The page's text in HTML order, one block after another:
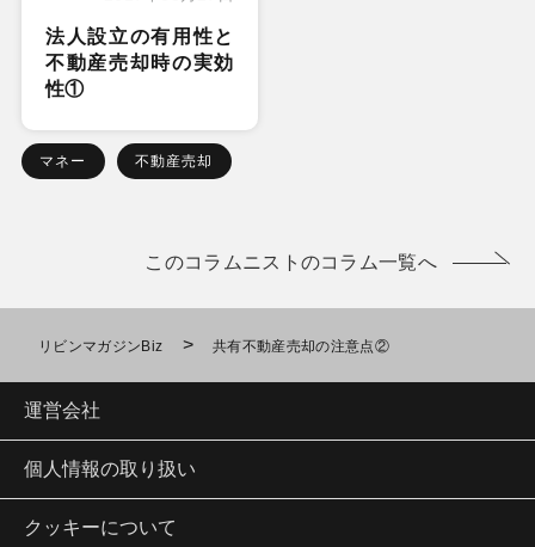
法人設立の有用性と
不動産売却時の実効
性①
マネー 不動産売却
このコラムニストのコラム一覧へ
リビンマガジンBiz > 共有不動産売却の注意点②
運営会社
個人情報の取り扱い
クッキーについて